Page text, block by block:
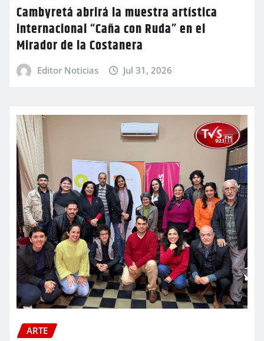
Cambyretá abrirá la muestra artística
internacional “Caña con Ruda” en el
Mirador de la Costanera
Editor Noticias Jul 31, 2026
ARTE